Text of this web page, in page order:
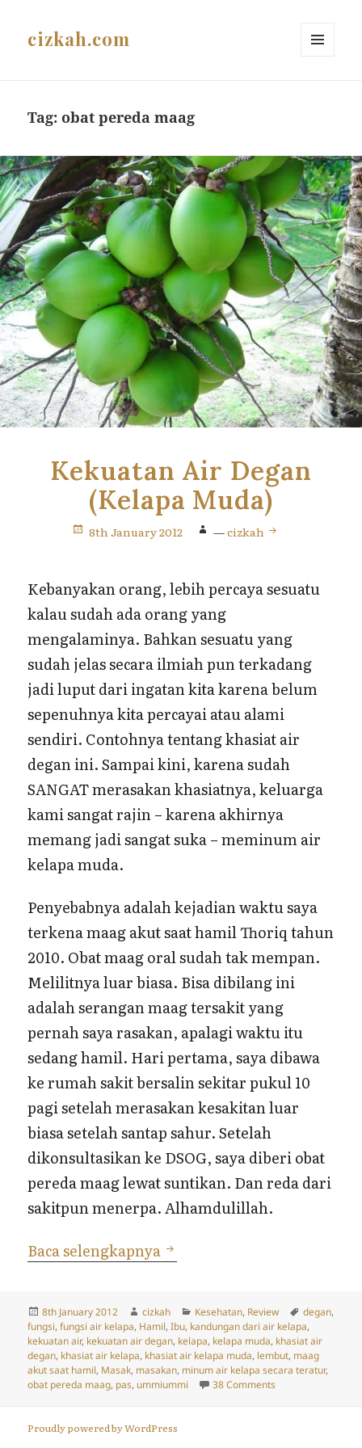
cizkah.com
Tag:obat pereda maag
Kekuatan Air Degan
(Kelapa Muda)
8th January 2012 —cizkah
Kebanyakan orang, lebih percaya sesuatu
kalau sudah ada orang yang
mengalaminya. Bahkan sesuatu yang
sudah jelas secara ilmiah pun terkadang
jadi luput dari ingatan kita karena belum
sepenuhnya kita percayai atau alami
sendiri. Contohnya tentang khasiat air
degan ini. Sampai kini, karena sudah
SANGAT merasakan khasiatnya, keluarga
kami sangat rajin – karena akhirnya
memang jadi sangat suka – meminum air
kelapa muda.
Penyebabnya adalah kejadian waktu saya
terkena maag akut saat hamil Thoriq tahun
2010. Obat maag oral sudah tak mempan.
Melilitnya luar biasa. Bisa dibilang ini
adalah serangan maag tersakit yang
pernah saya rasakan, apalagi waktu itu
sedang hamil. Hari pertama, saya dibawa
ke rumah sakit bersalin sekitar pukul 10
pagi setelah merasakan kesakitan luar
biasa setelah santap sahur. Setelah
dikonsultasikan ke DSOG, saya diberi obat
pereda maag lewat suntikan. Dan reda dari
sakitpun menerpa. Alhamdulillah.
Baca selengkapnya Kekuatan Air Degan
Posted
on
8th January 2012 Author
cizkah Categories
Kesehatan, Review Tags
degan,
fungsi,fungsi air kelapa, Hamil,Ibu, kandungan dari air kelapa,
kekuatan air, kekuatan air degan, kelapa, kelapa muda, khasiat air
degan, khasiat air kelapa, khasiat air kelapa muda, lembut, maag
akut saat hamil, Masak, masakan, minum air kelapa secara teratur,
obat pereda maag, pas, ummiummi 38 Commentson Kekuatan Air
Proudly powered by WordPress